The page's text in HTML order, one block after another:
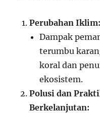
Perubahan Iklim:
Dampak
terumbu
koral dan
ekosistem.
Polusi dan
Berkelanjutan: